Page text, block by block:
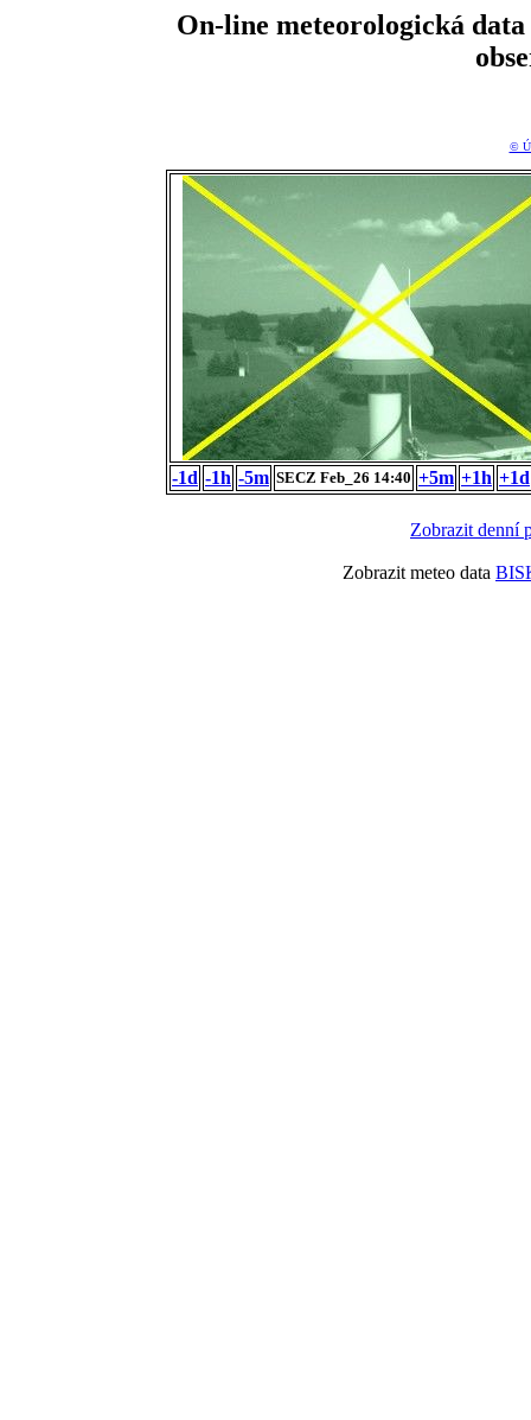
On-line meteorologická
©
-1d -1h -5m SECZ Feb_26 14:40 +5m +1h +1d
Zobrazit denní
Zobrazit meteo data